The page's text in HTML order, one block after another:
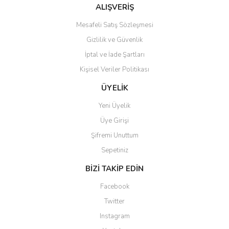
Bu ürüne benzer farklı alternatifler olmalı.
Gönder
ALIŞVERİŞ
Mesafeli Satış Sözleşmesi
Gizlilik ve Güvenlik
İptal ve İade Şartları
Kişisel Veriler Politikası
ÜYELİK
Yeni Üyelik
Üye Girişi
Şifremi Unuttum
Sepetiniz
BİZİ TAKİP EDİN
Facebook
Twitter
Instagram